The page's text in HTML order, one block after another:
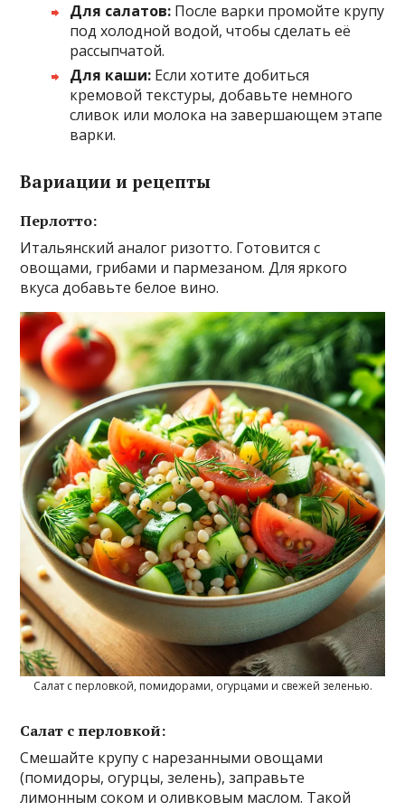
Для салатов: После варки промойте крупу
под холодной водой, чтобы сделать её
рассыпчатой.
Для каши: Если хотите добиться
кремовой текстуры, добавьте немного
сливок или молока на завершающем этапе
варки.
Вариации и рецепты
Перлотто:
Итальянский аналог ризотто. Готовится с
овощами, грибами и пармезаном. Для яркого
вкуса добавьте белое вино.
Салат с перловкой, помидорами, огурцами и свежей зеленью.
Салат с перловкой:
Смешайте крупу с нарезанными овощами
(помидоры, огурцы, зелень), заправьте
лимонным соком и оливковым маслом. Такой